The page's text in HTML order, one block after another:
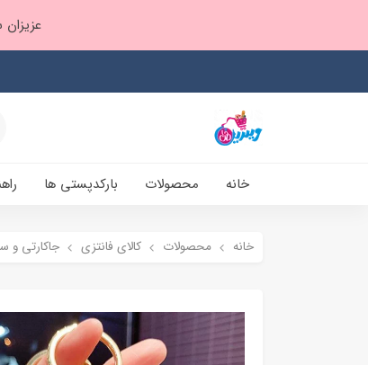
عزیزان سفارشها ۱ تا ۲ روز بعد از ثبت، از
خانه محصولات بارکدپستی ها
خانه محصولات کالای فانتزی جاکارتی و